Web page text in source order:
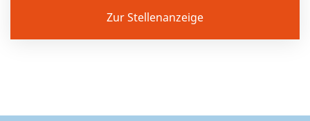
Zur Stellenanzeige